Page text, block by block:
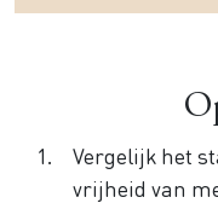
Vergelijk het
vrijheid van